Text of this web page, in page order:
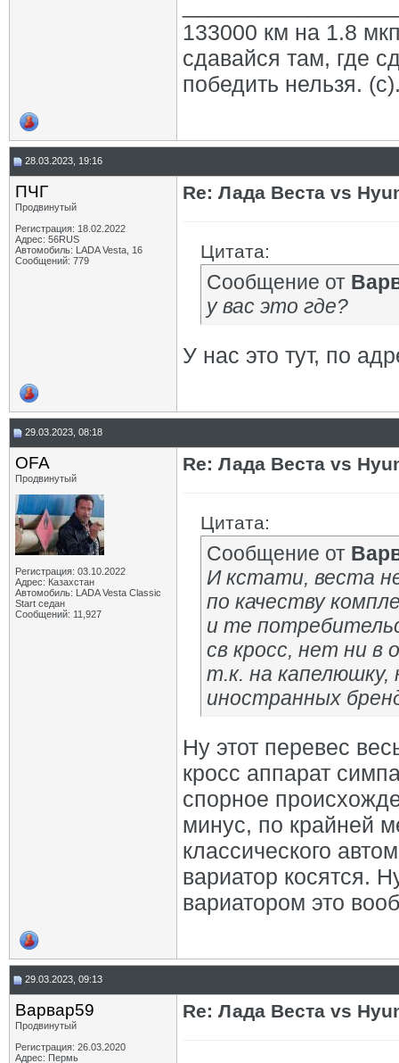
133000 км на 1.8
сдавайся там, где
победить нельзя.
28.03.2023, 19:16
ПЧГ
Продвинутый
Регистрация: 18.02.2022
Адрес: 56RUS
Автомобиль: LADA Vesta, 16
Сообщений: 779
Re: Лада Веста vs
Цитата:
Сообщение от
у вас это где?
У нас это тут, по
29.03.2023, 08:18
OFA
Продвинутый
Регистрация: 03.10.2022
Адрес: Казахстан
Автомобиль: LADA Vesta Classic
Start седан
Сообщений: 11,927
Re: Лада Веста vs
Цитата:
Сообщение от
И кстати, веста
по качеству
и те
св кросс, нет ни в
т.к. на капелюшку,
иностранных
Ну этот перевес
кросс аппарат
спорное
минус, по крайней
классического
вариатор косятся.
вариатором это
29.03.2023, 09:13
Варвар59
Продвинутый
Регистрация: 26.03.2020
Адрес: Пермь
Re: Лада Веста vs